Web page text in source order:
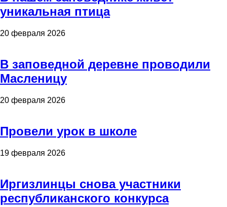
уникальная птица
20 февраля 2026
В заповедной деревне проводили
Масленицу
20 февраля 2026
Провели урок в школе
19 февраля 2026
Иргизлинцы снова участники
республиканского конкурса